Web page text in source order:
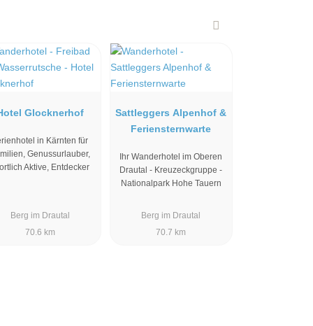
Glocknerhof
in Kärnten für
Genussurlauber,
Aktive, Entdecker
Berg im Drautal
70.6 km
Sattleggers Alpenhof &
Feriensternwarte
Ihr Wanderhotel im Oberen
Drautal - Kreuzeckgruppe -
Nationalpark Hohe Tauern
Berg im Drautal
70.7 km